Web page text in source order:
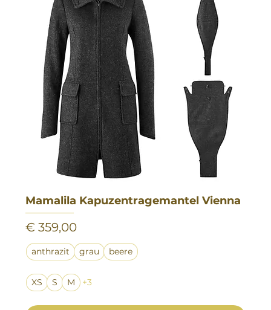
Mamalila Kapuzentragemantel Vienna
Preis
€ 359,00
anthrazit grau beere
XS S M +3